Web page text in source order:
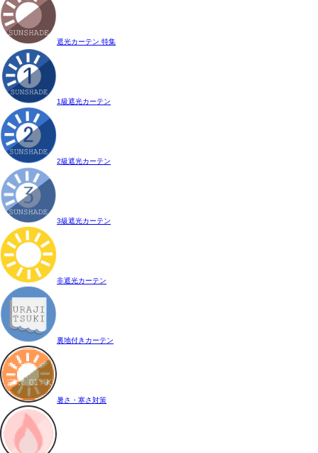
遮光カーテン 特集
1級遮光カーテン
2級遮光カーテン
3級遮光カーテン
非遮光カーテン
裏地付きカーテン
暑さ・寒さ対策